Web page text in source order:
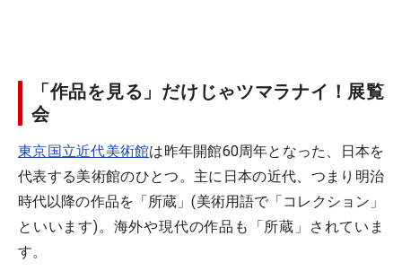
「作品を見る」だけじゃツマラナイ！展覧
会
東京国立近代美術館は昨年開館60周年となった、日本を
代表する美術館のひとつ。主に日本の近代、つまり明治
時代以降の作品を「所蔵」(美術用語で「コレクション」
といいます)。海外や現代の作品も「所蔵」されていま
す。